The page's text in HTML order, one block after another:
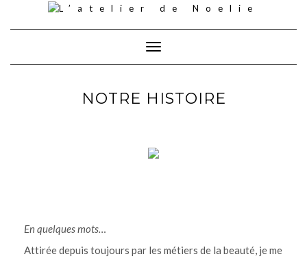
content
Toggle Navigation
NOTRE HISTOIRE
En quelques mots…
Attirée depuis toujours par les métiers de la beauté, je me